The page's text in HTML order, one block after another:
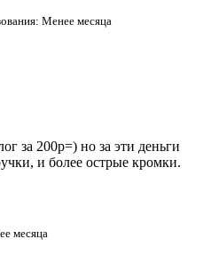
Менее месяца
за 200р=) но за эти деньги
и более острые кромки.
месяца